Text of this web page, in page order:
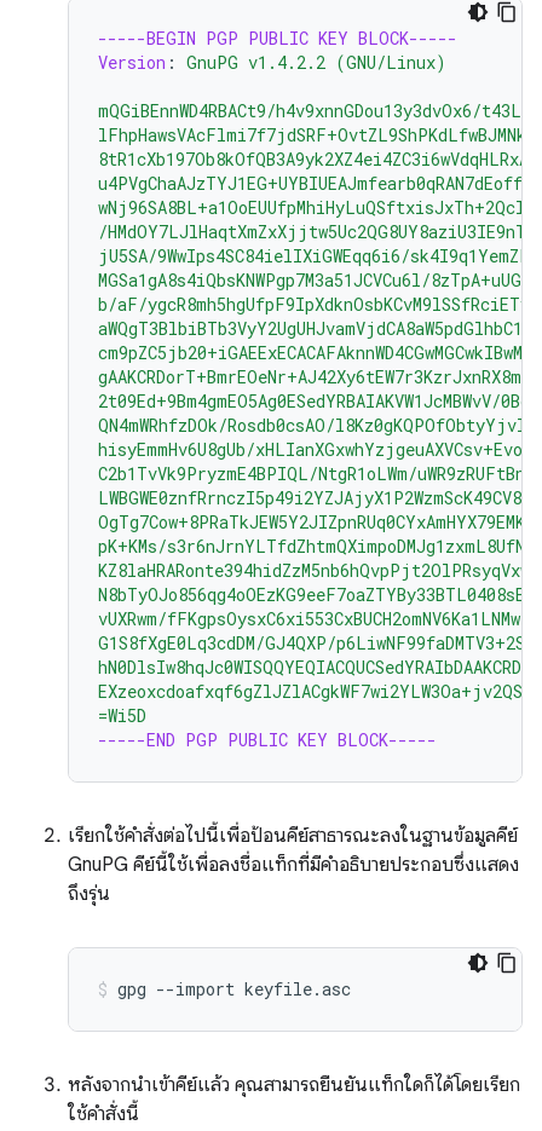
-----BEGIN PGP PUBLIC KEY BLOCK-----
Version : GnuPG v1.4.2.2 (GNU/Linux)
mQGiBEnnWD4RBACt9/h4v9xnnGDou13y3dvOx6/
/
jU5SA/9WwIps4SC84ielIXiGWEqq6i6/
MGSa1gA8s4iQbsKNWPgp7M3a51JCVCu6l/
b/aF/
2t09Ed+9Bm4gmEO5Ag0ESedYRBAIAKVW1JcMBWvV/
QN4mWRhfzDOk/Rosdb0csAO/
hisyEmmHv6U8gUb/
C2b1TvVk9PryzmE4BPIQL/NtgR1oLWm/
pK+KMs/
vUXRwm/
G1S8fXgE0Lq3cdDM/GJ4QXP/
=Wi5D
-----END PGP PUBLIC KEY BLOCK-----
เรียกใช้คำสั่งต่อไปนี้เพื่อป้อนคีย์สาธารณะลงในฐานข้อมูลคีย์
GnuPG คีย์นี้ใช้เพื่อลงชื่อแท็กที่มีคำอธิบายประกอบซึ่งแสดง
ถึงรุ่น
gpg --import keyfile.asc
หลังจากนำเข้าคีย์แล้ว คุณสามารถยืนยันแท็กใดก็ได้โดยเรียก
ใช้คำสั่งนี้